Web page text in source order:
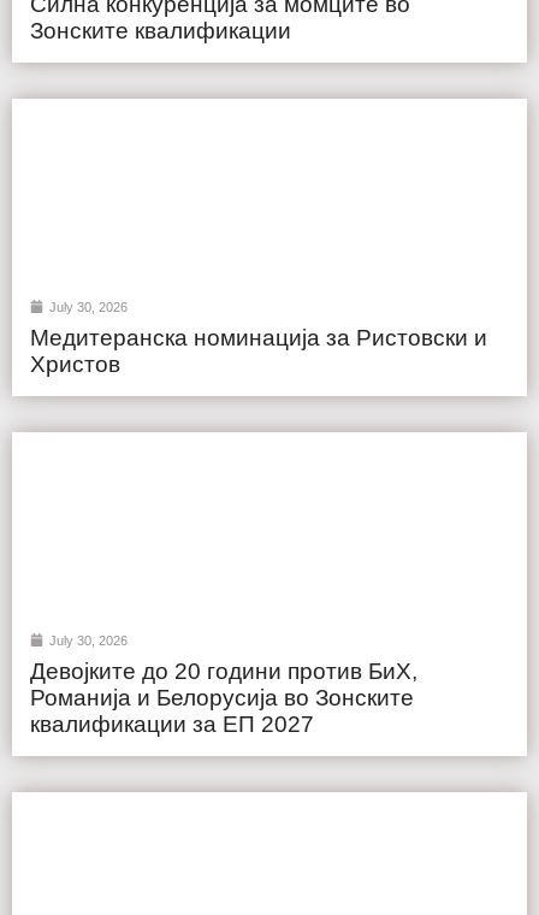
Зонските квалификации
July 30, 2026
Медитеранска номинација за Ристовски и
Христов
July 30, 2026
Девојките до 20 години против БиХ,
Романија и Белорусија во Зонските
квалификации за ЕП 2027